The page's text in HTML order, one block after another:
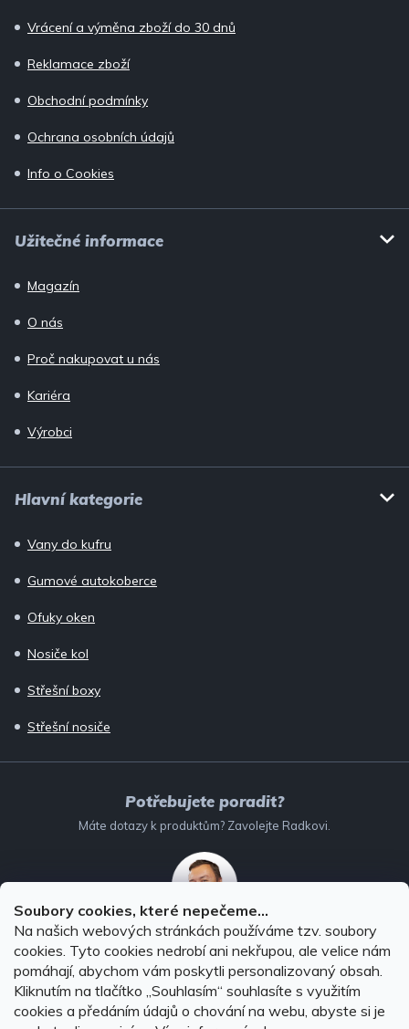
Soubory cookies, které nepečeme...
Na našich webových stránkách používáme tzv. soubory
cookies. Tyto cookies nedrobí ani nekřupou, ale velice nám
pomáhají, abychom vám poskytli personalizovaný obsah.
Kliknutím na tlačítko ,,Souhlasím“ souhlasíte s využitím
cookies a předáním údajů o chování na webu, abyste si je
Vrácení a výměna zboží do 30 dnů
Reklamace zboží
Obchodní podmínky
Ochrana osobních údajů
Info o Cookies
Užitečné informace
Magazín
O nás
Proč nakupovat u nás
Kariéra
Výrobci
Hlavní kategorie
Vany do kufru
Gumové autokoberce
Ofuky oken
Nosiče kol
Střešní boxy
Střešní nosiče
Potřebujete poradit?
Máte dotazy k produktům? Zavolejte Radkovi.
732 147 896 (Po–Pá: 8–16:00)
info@autodoplnky-obchod.cz